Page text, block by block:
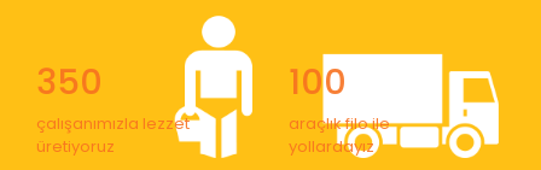
350
çalışanımızla lezzet
üretiyoruz
100
araçlık filo ile
yollardayız